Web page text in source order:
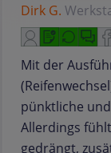
Dirk G.
Mit der
pünktliche
Allerdings
gedrängt,